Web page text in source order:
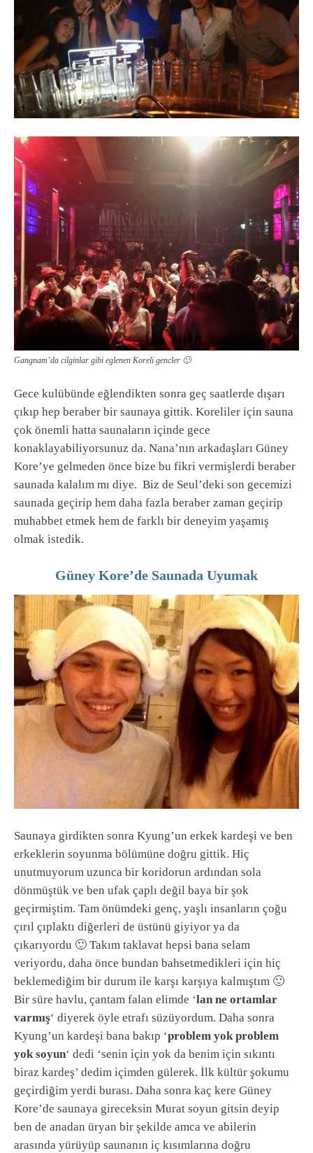
Gangnam’da cilginlar gibi eglenen Koreli gencler 🙂
Gece kulübünde eğlendikten sonra geç saatlerde dışarı
çıkıp hep beraber bir saunaya gittik. Koreliler için sauna
çok önemli hatta saunaların içinde gece
konaklayabiliyorsunuz da. Nana’nın arkadaşları Güney
Kore’ye gelmeden önce bize bu fikri vermişlerdi beraber
saunada kalalım mı diye. Biz de Seul’deki son gecemizi
saunada geçirip hem daha fazla beraber zaman geçirip
muhabbet etmek hem de farklı bir deneyim yaşamış
olmak istedik.
Güney Kore’de Saunada Uyumak
Saunaya girdikten sonra Kyung’un erkek kardeşi ve ben
erkeklerin soyunma bölümüne doğru gittik. Hiç
unutmuyorum uzunca bir koridorun ardından sola
dönmüştük ve ben ufak çaplı değil baya bir şok
geçirmiştim. Tam önümdeki genç, yaşlı insanların çoğu
çırıl çıplaktı diğerleri de üstünü giyiyor ya da
çıkarıyordu 🙂 Takım taklavat hepsi bana selam
veriyordu, daha önce bundan bahsetmedikleri için hiç
beklemediğim bir durum ile karşı karşıya kalmıştım 🙂
Bir süre havlu, çantam falan elimde ‘lan ne ortamlar
varmış‘ diyerek öyle etrafı süzüyordum. Daha sonra
Kyung’un kardeşi bana bakıp ‘problem yok problem
yok soyun‘ dedi ‘senin için yok da benim için sıkıntı
biraz kardeş’ dedim içimden gülerek. İlk kültür şokumu
geçirdiğim yerdi burası. Daha sonra kaç kere Güney
Kore’de saunaya gireceksin Murat soyun gitsin deyip
ben de anadan üryan bir şekilde amca ve abilerin
arasında yürüyüp saunanın iç kısımlarına doğru